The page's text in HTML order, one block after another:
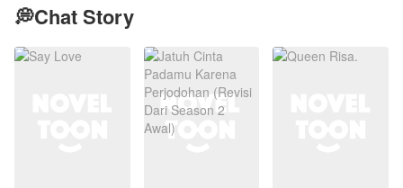
💭Chat Story